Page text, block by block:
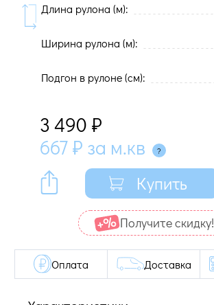
Длина рулона (м):
Ширина рулона (м):
Подгон в рулоне (cм):
3 490 ₽
667₽ за м.кв
Купить
Получите cкидку!
Оплата Доставка